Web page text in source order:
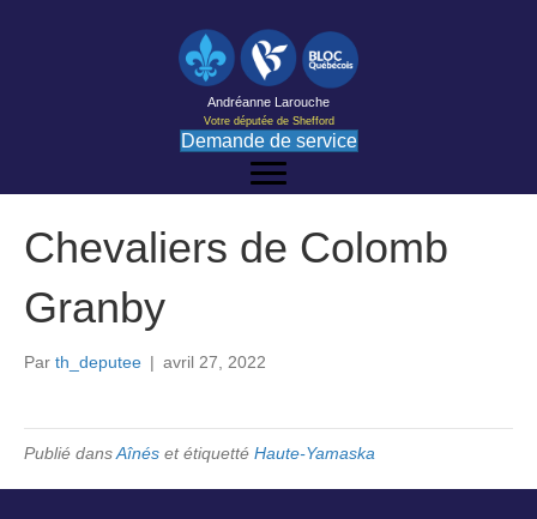
Andréanne Larouche
Votre députée de Shefford
Demande de service
Chevaliers de Colomb
Granby
Par th_deputee | avril 27, 2022
Publié dansAînés et étiquetté Haute-Yamaska